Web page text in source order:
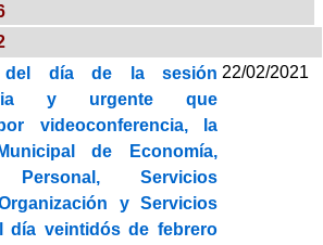
del día de la sesión
y urgente que
videoconferencia, la
de Economía,
Personal, Servicios
y Servicios
día veintidós de febrero
22/02/2021